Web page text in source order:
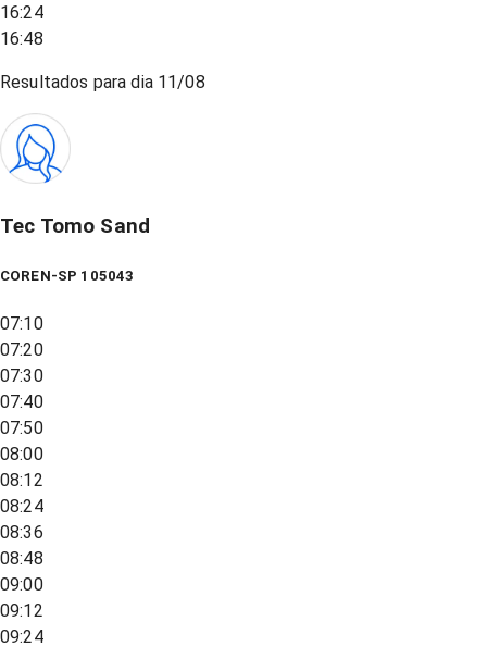
16:24
16:48
Resultados para dia 11/08
Tec Tomo Sand
COREN-SP 105043
07:10
07:20
07:30
07:40
07:50
08:00
08:12
08:24
08:36
08:48
09:00
09:12
09:24